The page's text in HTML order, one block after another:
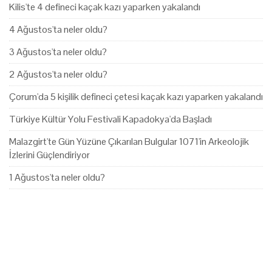
Kilis'te 4 defineci kaçak kazı yaparken yakalandı
4 Ağustos'ta neler oldu?
3 Ağustos'ta neler oldu?
2 Ağustos'ta neler oldu?
Çorum'da 5 kişilik defineci çetesi kaçak kazı yaparken yakalandı
Türkiye Kültür Yolu Festivali Kapadokya'da Başladı
Malazgirt'te Gün Yüzüne Çıkarılan Bulgular 1071'in Arkeolojik
İzlerini Güçlendiriyor
1 Ağustos'ta neler oldu?